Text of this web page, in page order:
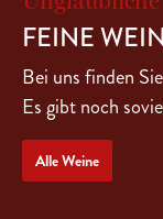
FEINE
Bei uns finden
Es gibt noch
Alle Weine